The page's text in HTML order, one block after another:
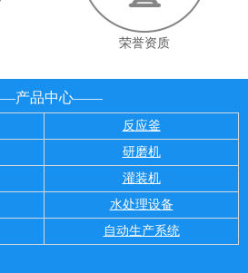
荣誉资质
产品中心——
反应釜
研磨机
灌装机
水处理设备
自动生产系统